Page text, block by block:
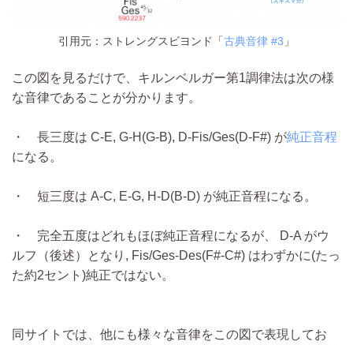
引用元：ストレングスビヨンド「古典音律 #3 」
この図を見るだけで、キルンベルガー第1調律法は次の様
な音律であることが分かります。
・ 長三度は C-E, G-H(G-B), D-Fis/Ges(D-F#) が純正音程
になる。
・ 短三度は A-C, E-G, H-D(B-D) が純正音程になる。
・ 完全五度はどれもほぼ純正音程になるが、 D-A がウ
ルフ（後述）となり, Fis/Ges-Des(F#-C#) はわずかに(たっ
た約2セント)純正ではない。
同サイトでは、他にも様々な音律をこの図で表現してお